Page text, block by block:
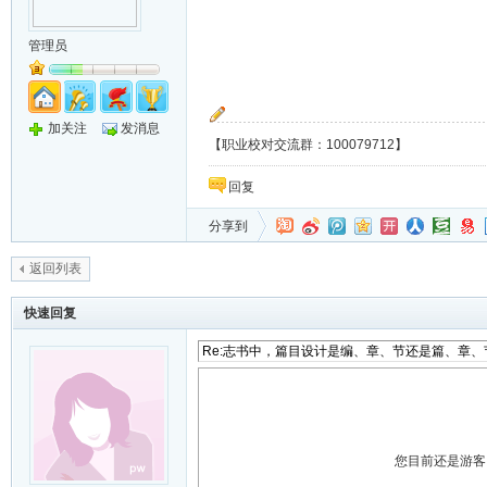
管理员
加关注
发消息
【职业校对交流群：100079712】
回复
分享到
返回列表
快速回复
您目前还是游